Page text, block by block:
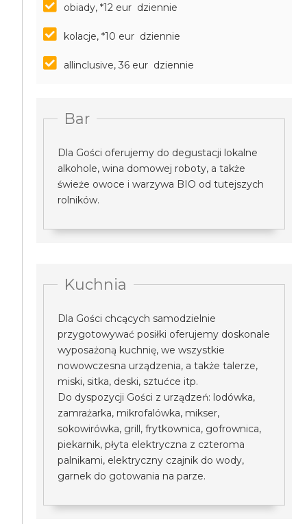
obiady, *12 eur dziennie
kolacje, *10 eur dziennie
allinclusive, 36 eur dziennie
Bar
Dla Gości oferujemy do degustacji lokalne
alkohole, wina domowej roboty, a także
świeże owoce i warzywa BIO od tutejszych
rolników.
Kuchnia
Dla Gości chcących samodzielnie
przygotowywać posiłki oferujemy doskonale
wyposażoną kuchnię, we wszystkie
nowowczesna urządzenia, a także talerze,
miski, sitka, deski, sztućce itp.
Do dyspozycji Gości z urządzeń: lodówka,
zamrażarka, mikrofalówka, mikser,
sokowirówka, grill, frytkownica, gofrownica,
piekarnik, płyta elektryczna z czteroma
palnikami, elektryczny czajnik do wody,
garnek do gotowania na parze.